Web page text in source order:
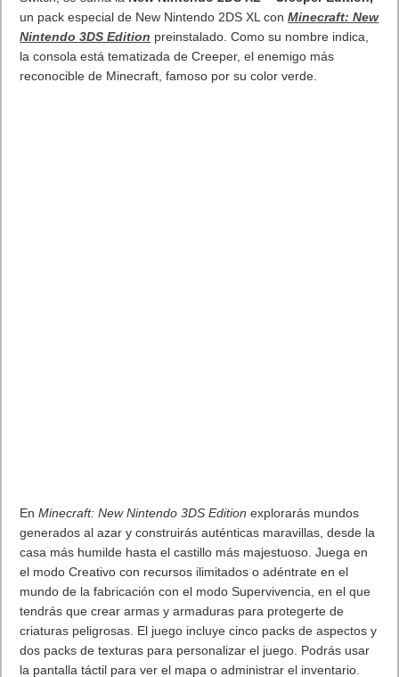
un pack especial de New Nintendo 2DS XL conMinecraft: New
Nintendo 3DS Edition preinstalado. Como su nombre indica,
la consola está tematizada de Creeper, el enemigo más
reconocible de Minecraft, famoso por su color verde.
En Minecraft: New Nintendo 3DS Edition explorarás mundos
generados al azar y construirás auténticas maravillas, desde la
casa más humilde hasta el castillo más majestuoso. Juega en
el modo Creativo con recursos ilimitados o adéntrate en el
mundo de la fabricación con el modo Supervivencia, en el que
tendrás que crear armas y armaduras para protegerte de
criaturas peligrosas. El juego incluye cinco packs de aspectos y
dos packs de texturas para personalizar el juego. Podrás usar
la pantalla táctil para ver el mapa o administrar el inventario.